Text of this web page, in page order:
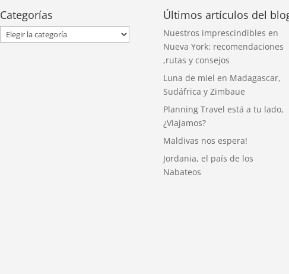
Categorías
Categorías
Últimos artículos del
Nuestros imprescindibles en
Nueva York: recomendaciones
,rutas y consejos
Luna de miel en Madagascar,
Sudáfrica y Zimbaue
Planning Travel está a tu lado,
¿Viajamos?
Maldivas nos espera!
Jordania, el país de los
Nabateos